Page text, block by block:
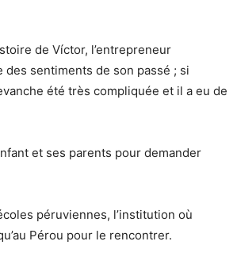
de Víctor, l’entrepreneur
sentiments de son passé ; si
été très compliquée et il a eu de
et ses parents pour demander
péruviennes, l’institution où
Pérou pour le rencontrer.